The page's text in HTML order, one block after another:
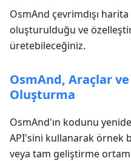
OsmAnd çevrimdışı
oluşturulduğu ve
üretebileceğiniz.
OsmAnd, Araçlar
Oluşturma
OsmAnd'ın kodunu
API'sini kullanarak örnek
veya tam geliştirme